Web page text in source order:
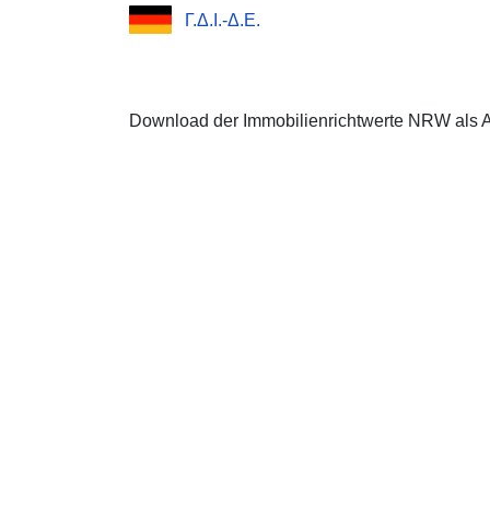
Γ.Δ.Ι.-Δ.Ε.
Download der Immobilienrichtwerte NRW als